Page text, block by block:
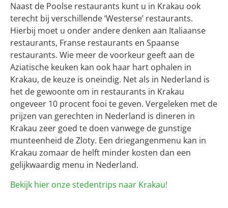
Naast de Poolse restaurants kunt u in Krakau ook
terecht bij verschillende ‘Westerse’ restaurants.
Hierbij moet u onder andere denken aan Italiaanse
restaurants, Franse restaurants en Spaanse
restaurants. Wie meer de voorkeur geeft aan de
Aziatische keuken kan ook haar hart ophalen in
Krakau, de keuze is oneindig. Net als in Nederland is
het de gewoonte om in restaurants in Krakau
ongeveer 10 procent fooi te geven. Vergeleken met de
prijzen van gerechten in Nederland is dineren in
Krakau zeer goed te doen vanwege de gunstige
munteenheid de Zloty. Een driegangenmenu kan in
Krakau zomaar de helft minder kosten dan een
gelijkwaardig menu in Nederland.
Bekijk hier onze stedentrips naar Krakau!